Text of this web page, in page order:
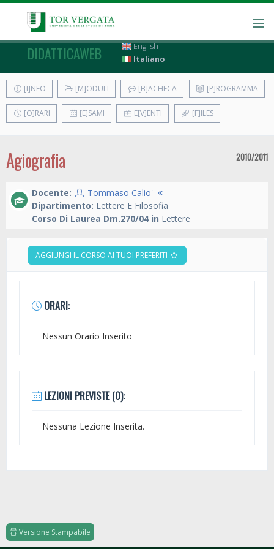
DIDATTICAWEB
English
Italiano
[I]NFO [M]ODULI [B]ACHECA [P]ROGRAMMA
[O]RARI [E]SAMI E[V]ENTI [F]ILES
Agiografia 2010/2011
Docente:
Tommaso Calio'
Dipartimento: Lettere E Filosofia
Corso Di Laurea Dm.270/04 in Lettere
AGGIUNGI IL CORSO AI TUOI PREFERITI
ORARI:
Nessun Orario Inserito
LEZIONI PREVISTE (0):
Nessuna Lezione Inserita.
Versione Stampabile